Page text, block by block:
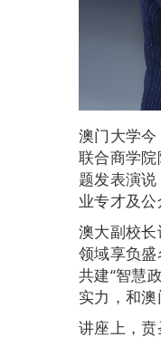
澳门大学
联合商学
题发表演
业专才及公
澳大副校
领域享负
共建“智慧
实力，和澳
讲座上，